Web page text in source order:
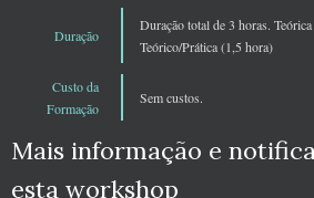
Duração
Duração total de 3 horas.
Teórico/Prática (1,5 hora)
Custo da
Formação
Sem custos.
Mais informação e
esta workshop